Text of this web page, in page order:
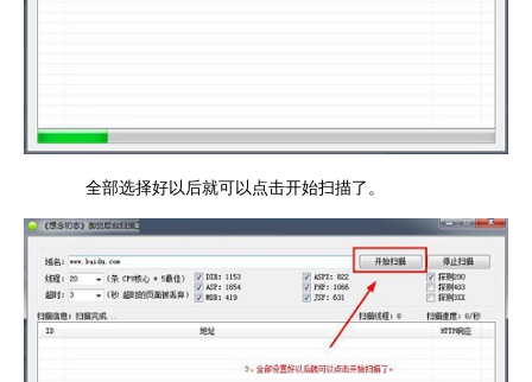
全部选择好以后就可以点击开始扫描了。